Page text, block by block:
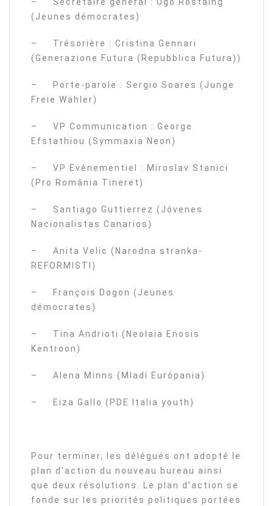
(Jeunes démocrates)
– Trésorière : Cristina Gennari
(Generazione Futura (Repubblica Futura))
– Porte-parole : Sergio Soares (Junge
Freie Wähler)
– VP Communication : George
Efstathiou (Symmaxia Neon)
– VP Evènementiel : Miroslav Stanici
(Pro România Tineret)
– Santiago Guttierrez (Jóvenes
Nacionalistas Canarios)
– Anita Velic (Narodna stranka-
REFORMISTI)
– François Dogon (Jeunes
démocrates)
– Tina Andrioti (Neolaia Enosis
Kentroon)
– Alena Minns (Mladí Európania)
– Eiza Gallo (PDE Italia youth)
Pour terminer, les délégués ont adopté le
plan d’action du nouveau bureau ainsi
que deux résolutions. Le plan d’action se
fonde sur les priorités politiques portées